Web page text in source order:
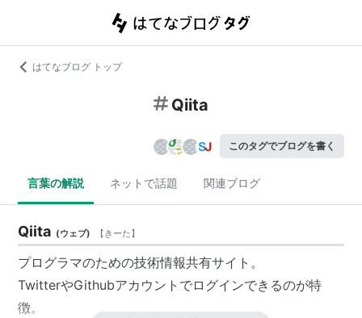
はてなブログ トップ
Qiita
このタグでブログを書く
言葉の解説 ネットで話題 関連ブログ
Qiita (ウェブ) 【きーた】
プログラマのための技術情報共有サイト。
TwitterやGithubアカウントでログインできるのが特
徴。